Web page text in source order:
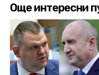
Още интересни